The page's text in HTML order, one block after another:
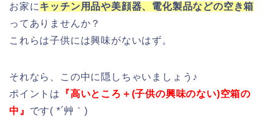
お家にキッチン用品や美顔器、電化製品などの空き箱
ってありませんか？
これらは子供には興味がないはず。
それなら、この中に隠しちゃいましょう♪
ポイントは
『高いところ＋(子供の興味のない)空箱の
中』 です( *´艸｀)